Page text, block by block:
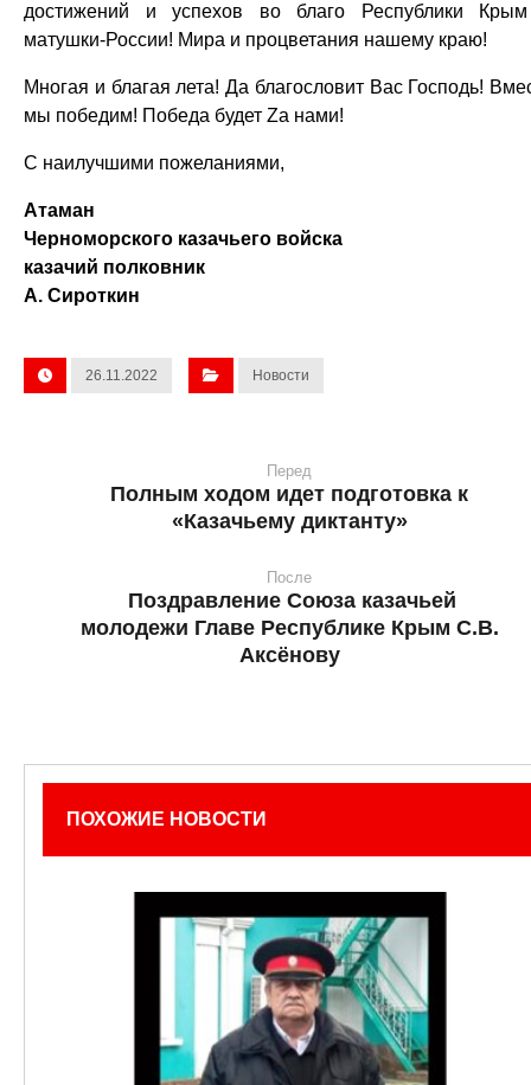
достижений и успехов во благо Республики
матушки-России! Мира и процветания нашему краю!
Многая и благая лета! Да благословит Вас Господь!
мы победим! Победа будет Zа нами!
С наилучшими пожеланиями,
Атаман
Черноморского казачьего войска
казачий полковник
А. Сироткин
26.11.2022 Новости
Перед
Полным ходом идет подготовка к
«Казачьему диктанту»
После
Поздравление Союза казачьей
молодежи Главе Республике Крым С.В.
Аксёнову
ПОХОЖИЕ НОВОСТИ